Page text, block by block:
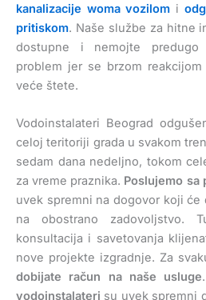
kanalizacije woma vozilom i
pritiskom. Naše službe za hitne
dostupne i nemojte predugo
problem jer se brzom
veće štete.
Vodoinstalateri Beograd
celoj teritoriji grada u svakom
sedam dana nedeljno, tokom
za vreme praznika. Poslujemo sa
uvek spremni na dogovor koji
na obostrano zadovoljstvo.
konsultacija i savetovanja
nove projekte izgradnje. Za
dobijate račun na naše usluge
vodoinstalateri su uvek spremni